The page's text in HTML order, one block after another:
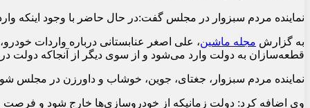
نماینده مردم سبزوار در مجلس گفت:در حال حاضر با وجود اینکه
به گزارش مجله ماشین، علی اصغر عنابستانی درباره واردات
قطعه‌سازان به دولت وارد می‌شود و از سوی دیگر از آنجاکه دولت
نماینده مردم سبزوار، جغتای، جوین، خوشاب و داورزن در مجلس
وی اضافه کرد: دولت زمانیکه از خودروسازی‌ها خارج شود و فرصت